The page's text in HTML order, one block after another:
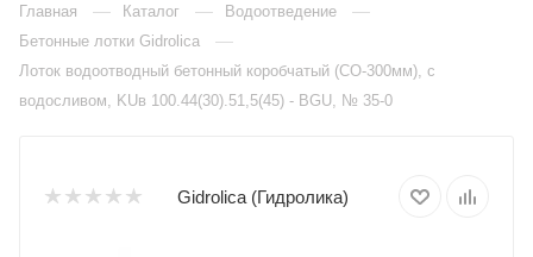
Главная — Каталог — Водоотведение —
Бетонные лотки Gidrolica —
Лоток водоотводный бетонный коробчатый (СО-300мм), с
водосливом, KUв 100.44(30).51,5(45) - BGU, № 35-0
Gidrolica (Гидролика)